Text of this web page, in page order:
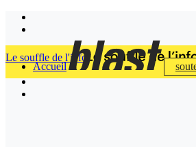
Accueil
Le souffle de l'info